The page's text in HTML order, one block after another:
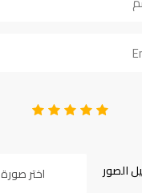
5
4
3
2
الصور اختر صورة